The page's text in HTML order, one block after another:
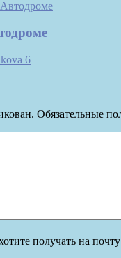
6
Обязательные
получать на